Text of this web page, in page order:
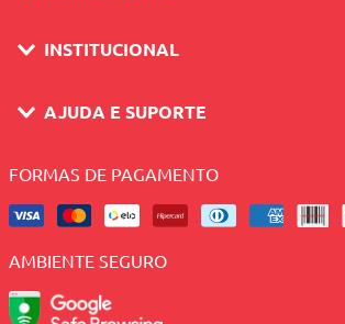
INSTITUCIONAL
AJUDA E SUPORTE
FORMAS DE PAGAMENTO
AMBIENTE SEGURO